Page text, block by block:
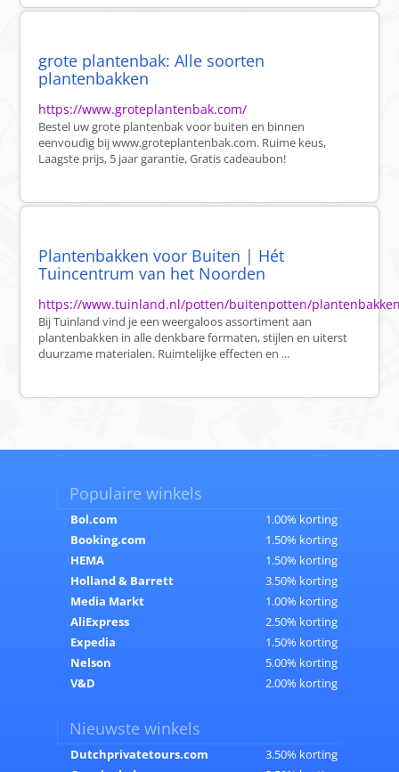
grote plantenbak: Alle soorten
plantenbakken
https://www.groteplantenbak.com/
Bestel uw grote plantenbak voor buiten en binnen
eenvoudig bij www.groteplantenbak.com. Ruime keus,
Laagste prijs, 5 jaar garantie, Gratis cadeaubon!
Plantenbakken voor Buiten | Hét
Tuincentrum van het Noorden
https://www.tuinland.nl/potten/buitenpotten/
Bij Tuinland vind je een weergaloos assortiment aan
plantenbakken in alle denkbare formaten, stijlen en uiterst
duurzame materialen. Ruimtelijke effecten en ...
Populaire winkels
Bol.com
1.00% korting
Booking.com
1.50% korting
HEMA
1.50% korting
Holland & Barrett
3.50% korting
Media Markt
1.00% korting
AliExpress
2.50% korting
Expedia
1.50% korting
Nelson
5.00% korting
V&D
2.00% korting
Nieuwste winkels
Dutchprivatetours.com
3.50% korting